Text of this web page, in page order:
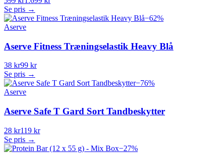
Se pris →
−62%
Aserve
Aserve Fitness Træningselastik Heavy Blå
38 kr99 kr
Se pris →
−76%
Aserve
Aserve Safe T Gard Sort Tandbeskytter
28 kr119 kr
Se pris →
−27%